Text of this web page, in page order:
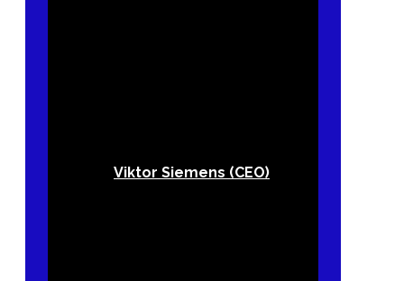
Viktor Siemens (CEO)